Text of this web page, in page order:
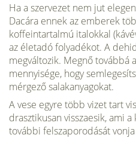
Ha a szervezet nem jut
Dacára ennek az emberek
koffeintartalmú italokkal
az életadó folyadékot. A
megváltozik. Megnő továbbá
mennyisége, hogy
mérgező salakanyagokat.
A vese egyre több vizet tart
drasztikusan visszaesik, ami
további felszaporodását